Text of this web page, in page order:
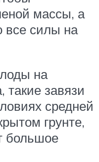
массы, а
все силы на
на
такие завязи
средней
грунте,
большое